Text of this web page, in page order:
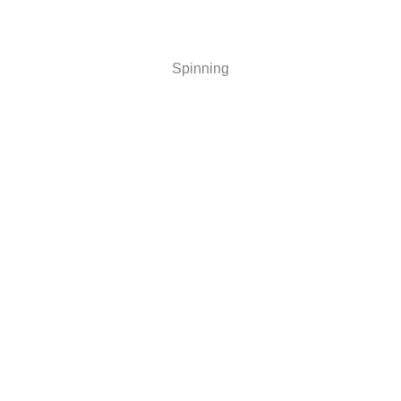
Spinning